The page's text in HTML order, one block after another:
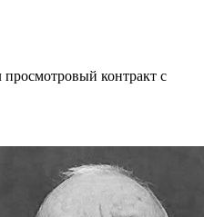
контракт с